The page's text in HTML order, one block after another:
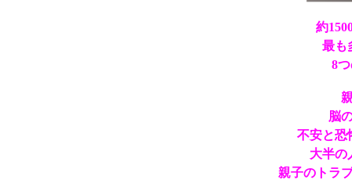
約
最も
8
脳
不安と恐
大半
親子のトラ